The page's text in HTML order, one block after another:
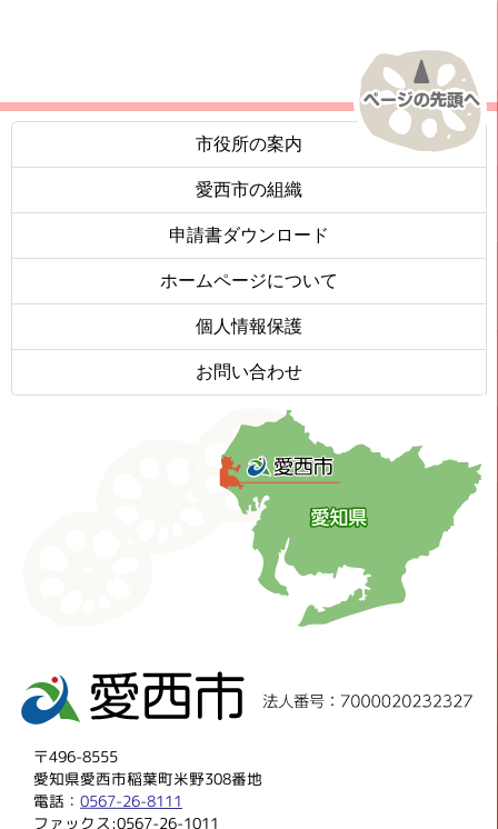
市役所の案内
愛西市の組織
申請書ダウンロード
ホームページについて
個人情報保護
お問い合わせ
〒496-8555
愛知県愛西市稲葉町米野308番地
電話：0567-26-8111
ファックス:0567-26-1011